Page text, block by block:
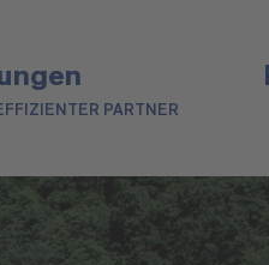
PARTNER